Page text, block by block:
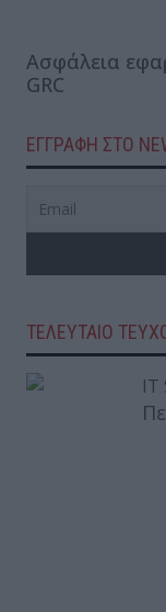
Ασφάλεια
GRC
ΕΓΓΡΑΦΗ ΣΤΟ
ΤΕΛΕΥΤΑΙΟ